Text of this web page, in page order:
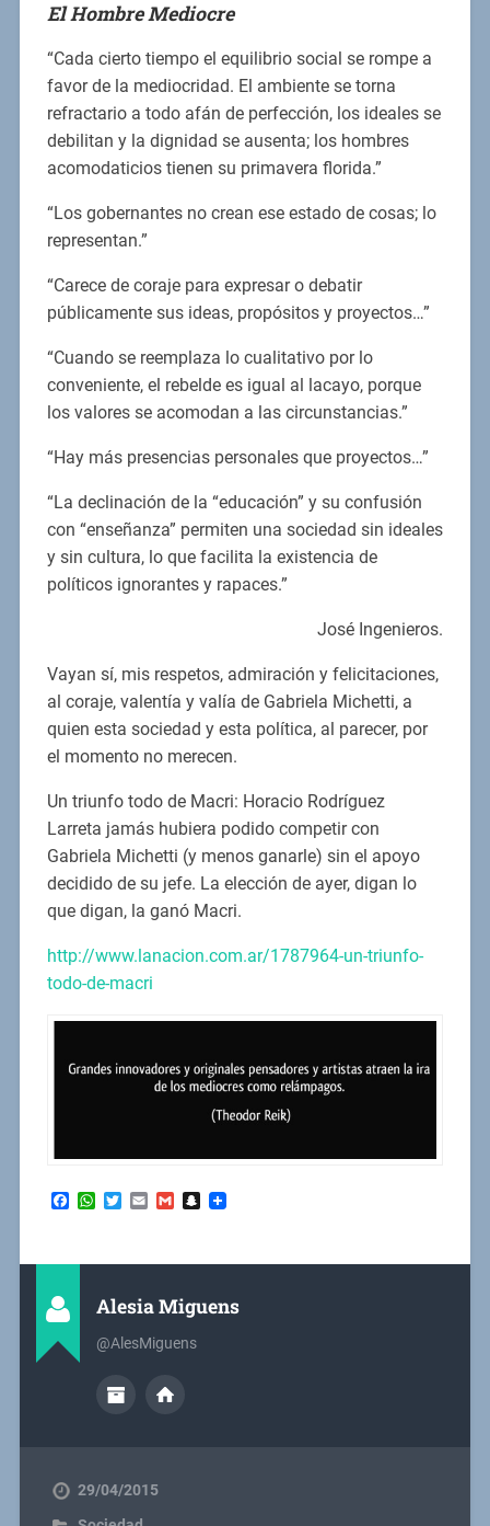
El Hombre Mediocre
“Cada cierto tiempo el equilibrio social se rompe a
favor de la mediocridad. El ambiente se torna
refractario a todo afán de perfección, los ideales se
debilitan y la dignidad se ausenta; los hombres
acomodaticios tienen su primavera florida.”
“Los gobernantes no crean ese estado de cosas; lo
representan.”
“Carece de coraje para expresar o debatir
públicamente sus ideas, propósitos y proyectos…”
“Cuando se reemplaza lo cualitativo por lo
conveniente, el rebelde es igual al lacayo, porque
los valores se acomodan a las circunstancias.”
“Hay más presencias personales que proyectos…”
“La declinación de la “educación” y su confusión
con “enseñanza” permiten una sociedad sin ideales
y sin cultura, lo que facilita la existencia de
políticos ignorantes y rapaces.”
José Ingenieros.
Vayan sí, mis respetos, admiración y felicitaciones,
al coraje, valentía y valía de Gabriela Michetti, a
quien esta sociedad y esta política, al parecer, por
el momento no merecen.
Un triunfo todo de Macri: Horacio Rodríguez
Larreta jamás hubiera podido competir con
Gabriela Michetti (y menos ganarle) sin el apoyo
decidido de su jefe. La elección de ayer, digan lo
que digan, la ganó Macri.
http://www.lanacion.com.ar/1787964-un-triunfo-
todo-de-macri
Facebook
WhatsApp
TwitterEmailGmailSnapchat
Alesia Miguens
@AlesMiguens
29/04/2015